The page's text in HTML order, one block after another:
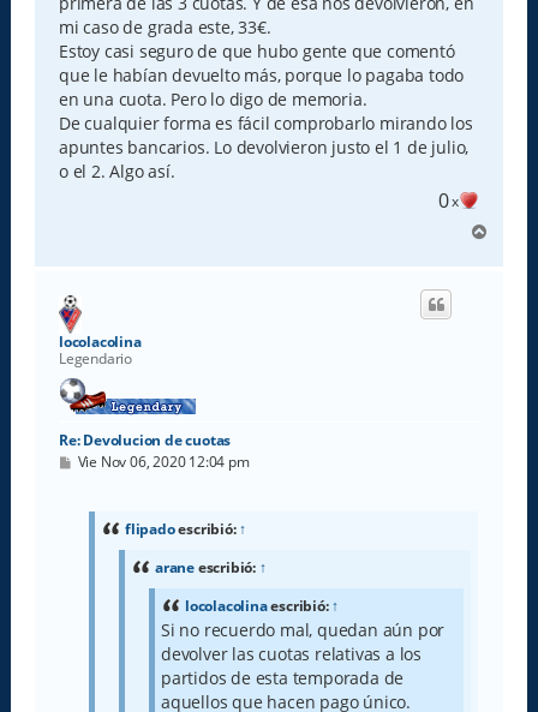
mi caso de grada este, 33€.
Estoy casi seguro de que hubo gente que comentó
que le habían devuelto más, porque lo pagaba todo
en una cuota. Pero lo digo de memoria.
De cualquier forma es fácil comprobarlo mirando los
apuntes bancarios. Lo devolvieron justo el 1 de julio,
o el 2. Algo así.
0x
r
locolacolina
Legendario
Re: Devolucion de cuotas
M
Vie Nov 06, 2020 12:04 pm
flipadoescribió:↑
araneescribió: ↑
locolacolinaescribió:↑
Si no recuerdo mal, quedan aún por
devolver las cuotas relativas a los
partidos de esta temporada de
aquellos que hacen pago único.